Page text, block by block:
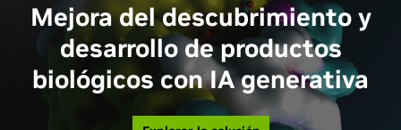
Mejora del descubrimiento y
desarrollo de productos
biológicos con IA generativa